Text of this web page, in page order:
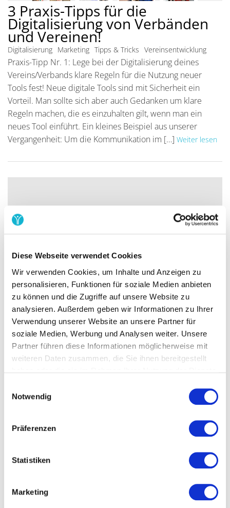
Diese Webseite verwendet Cookies
Wir verwenden Cookies, um Inhalte und Anzeigen zu
personalisieren, Funktionen für soziale Medien anbieten
zu können und die Zugriffe auf unsere Website zu
analysieren. Außerdem geben wir Informationen zu Ihrer
Verwendung unserer Website an unsere Partner für
soziale Medien, Werbung und Analysen weiter. Unsere
Partner führen diese Informationen möglicherweise mit
weiteren Daten zusammen, die Sie ihnen bereitgestellt
Notwendig
Präferenzen
Statistiken
Marketing
3 Praxis-Tipps für die
Digitalisierung von Verbänden
und Vereinen!
Digitalisierung Marketing Tipps & Tricks Vereinsentwicklung
Praxis-Tipp Nr. 1: Lege bei der Digitalisierung deines
Vereins/Verbands klare Regeln für die Nutzung neuer
Tools fest! Neue digitale Tools sind mit Sicherheit ein
Vorteil. Man sollte sich aber auch Gedanken um klare
Regeln machen, die es einzuhalten gilt, wenn man ein
neues Tool einführt. Ein kleines Beispiel aus unserer
Vergangenheit: Um die Kommunikation im […] Weiter lesen
Die 5 besten Tipps, um offene
Vorstandsposten im Verein
schneller zu besetzen!
1. Mache dir schon Gedanken, bevor das aktuelle
Vorstandsmitglied abtritt! Bevor ich mir Gedanken über
einen passenden Nachfolger mache, muss ich erstmal
wissen, was ein möglicher Kandidat in dieser Position
entsprechenden Informationen über die Aufgaben des
Posteninhabers. Das geht natürlich am besten, wenn der